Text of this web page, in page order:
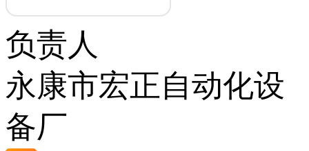
负责人
永康市宏正自动化设
备厂